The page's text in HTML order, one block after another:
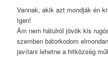
Vannak, akik azt mondják én
Igen!
Ám nem hátulról jövök kis
szemben bátorkodom
javítani lehetne a hitközség